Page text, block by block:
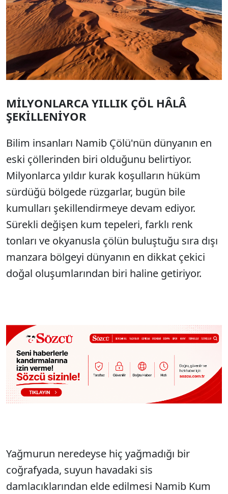
MİLYONLARCA YILLIK ÇÖL HÂLÂ
ŞEKİLLENİYOR
Bilim insanları Namib Çölü'nün dünyanın en
eski çöllerinden biri olduğunu belirtiyor.
Milyonlarca yıldır kurak koşulların hüküm
sürdüğü bölgede rüzgarlar, bugün bile
kumulları şekillendirmeye devam ediyor.
Sürekli değişen kum tepeleri, farklı renk
tonları ve okyanusla çölün buluştuğu sıra dışı
manzara bölgeyi dünyanın en dikkat çekici
doğal oluşumlarından biri haline getiriyor.
Yağmurun neredeyse hiç yağmadığı bir
coğrafyada, suyun havadaki sis
damlacıklarından elde edilmesi Namib Kum